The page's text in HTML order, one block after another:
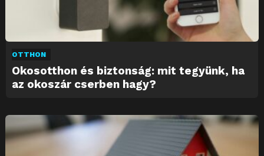
OTTHON
Okosotthon és biztonság: mit tegyünk, ha
az okoszár cserben hagy?